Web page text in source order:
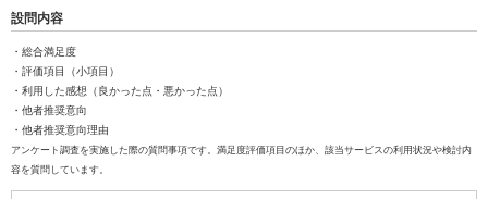
設問内容
・総合満足度
・評価項目（小項目）
・利用した感想（良かった点・悪かった点）
・他者推奨意向
・他者推奨意向理由
アンケート調査を実施した際の質問事項です。満足度評価項目のほか、該当サービスの利用状況や検討内
容を質問しています。